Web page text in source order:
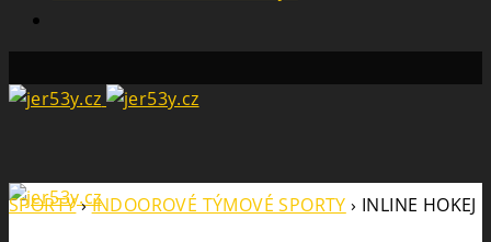
SPORTY›INDOOROVÉ TÝMOVÉ SPORTY › INLINE HOKEJ